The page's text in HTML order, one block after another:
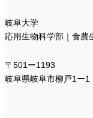
岐阜大学
応用生物科学部｜食農
〒501ー1193
岐阜県岐阜市柳戸1ー1